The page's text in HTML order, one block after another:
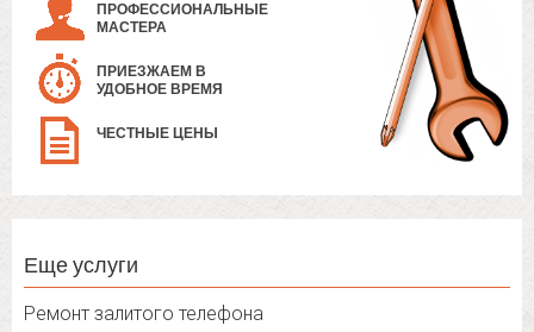
ПРОФЕССИОНАЛЬНЫЕ
МАСТЕРА
ПРИЕЗЖАЕМ В
УДОБНОЕ ВРЕМЯ
ЧЕСТНЫЕ ЦЕНЫ
Еще услуги
Ремонт залитого телефона